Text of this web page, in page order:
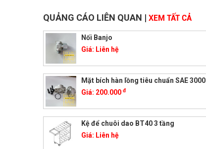
QUẢNG CÁO LIÊN QUAN | XEM TẤT CẢ
Nối Banjo
Giá: Liên hệ
Mặt bích hàn lồng tiêu chuẩn SAE 3000
Giá: 200.000 đ
Kệ để chuôi dao BT40 3 tầng
Giá: Liên hệ